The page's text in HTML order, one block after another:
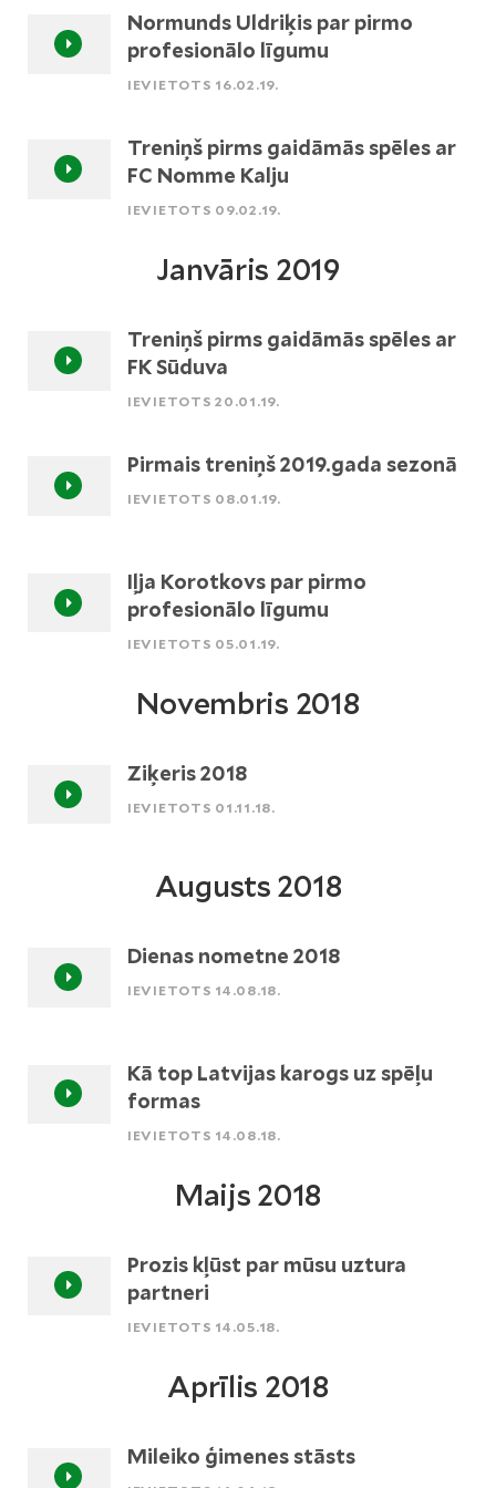
Normunds Uldriķis par pirmo
profesionālo līgumu
IEVIETOTS 16.02.19.
Treniņš pirms gaidāmās spēles ar
FC Nomme Kalju
IEVIETOTS 09.02.19.
Janvāris 2019
Treniņš pirms gaidāmās spēles ar
FK Sūduva
IEVIETOTS 20.01.19.
Pirmais treniņš 2019.gada sezonā
IEVIETOTS 08.01.19.
Iļja Korotkovs par pirmo
profesionālo līgumu
IEVIETOTS 05.01.19.
Novembris 2018
Ziķeris 2018
IEVIETOTS 01.11.18.
Augusts 2018
Dienas nometne 2018
IEVIETOTS 14.08.18.
Kā top Latvijas karogs uz spēļu
formas
IEVIETOTS 14.08.18.
Maijs 2018
Prozis kļūst par mūsu uztura
partneri
IEVIETOTS 14.05.18.
Aprīlis 2018
Mileiko ģimenes stāsts